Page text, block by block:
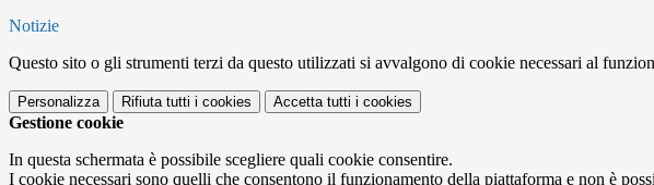
Notizie
Questo sito o gli strumenti terzi da questo utilizzati si avvalgono di cookie necessari al
Personalizza Rifiuta tutti i cookies Accetta tutti i cookies
Gestione cookie
In questa schermata è possibile scegliere quali cookie consentire.
I cookie necessari sono quelli che consentono il funzionamento della piattaforma e non è